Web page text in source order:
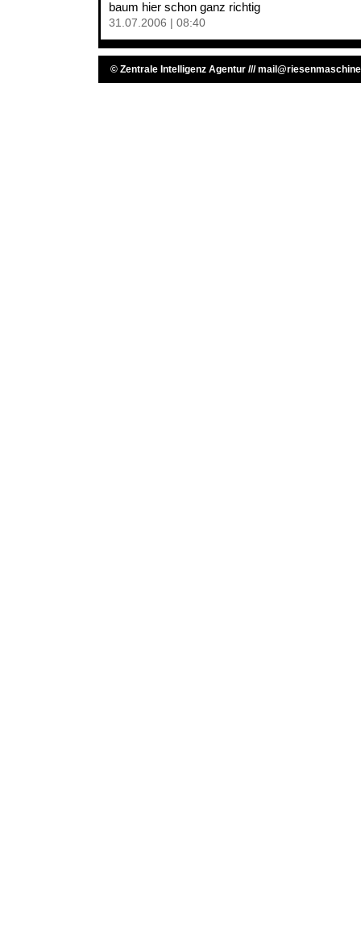
baum hier schon ganz richtig
31.07.2006 | 08:40
© Zentrale Intelligenz Agentur ///